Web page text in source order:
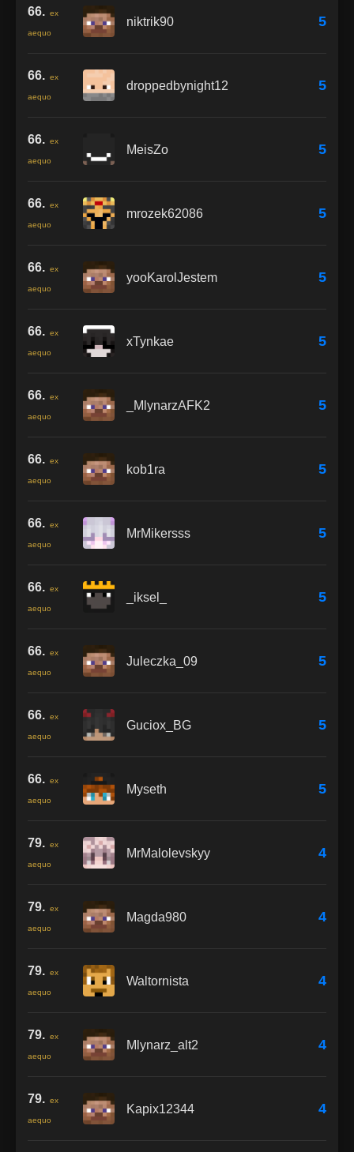
66. ex
aequo
niktrik90 5
66. ex
aequo
droppedbynight12 5
66. ex
aequo
MeisZo 5
66. ex
aequo
mrozek62086 5
66. ex
aequo
yooKarolJestem 5
66. ex
aequo
xTynkae 5
66. ex
aequo
_MlynarzAFK2 5
66. ex
aequo
kob1ra 5
66. ex
aequo
MrMikersss 5
66. ex
aequo
_iksel_ 5
66. ex
aequo
Juleczka_09 5
66. ex
aequo
Guciox_BG 5
66. ex
aequo
Myseth 5
79. ex
aequo
MrMalolevskyy 4
79. ex
aequo
Magda980 4
79. ex
aequo
Waltornista 4
79. ex
aequo
Mlynarz_alt2 4
79. ex
aequo
Kapix12344 4